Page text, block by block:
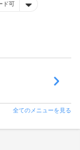
ド可
全てのメニューを見る